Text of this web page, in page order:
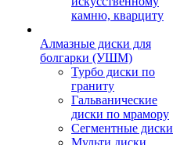
камню, кварциту
Алмазные диски для
болгарки (УШМ)
Турбо диски по
граниту
Гальванические
диски по мрамору
Сегментные диски
Мульти диски